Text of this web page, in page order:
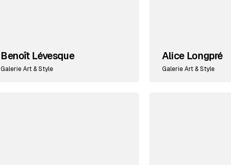
Benoît Lévesque
Galerie Art & Style
Alice Longpré
Galerie Art & Style